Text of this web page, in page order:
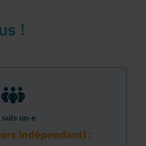
!
un·e
indépendant) :